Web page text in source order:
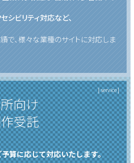
シビリティ対応など、
で、様々な業種のサイトに対応しま
| service |
向け
受託
算に応じて対応いたします。